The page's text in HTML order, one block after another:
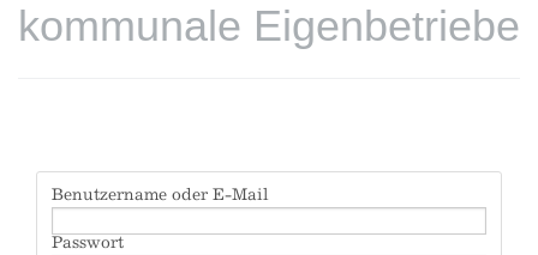
kommunale Eigenbetriebe
Benutzername oder E-Mail
Passwort